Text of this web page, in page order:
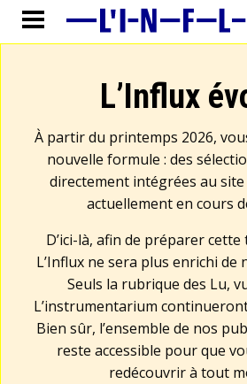
L’Influx
À partir du printemps 2026,
nouvelle formule : des
directement intégrées au site
actuellement en cours
D’ici-là, afin de préparer
L’Influx ne sera plus enrichi de
Seuls la rubrique des Lu,
L’instrumentarium
Bien sûr, l’ensemble de nos
reste accessible pour que
redécouvrir à tout